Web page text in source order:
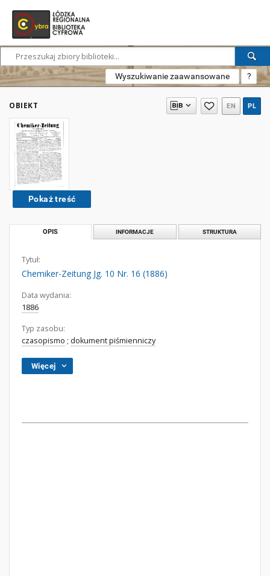
Wyszukiwanie zaawansowane ?
OBIEKT EN PL
Pokaż treść
OPIS INFORMACJE STRUKTURA
Tytuł:
Chemiker-Zeitung Jg. 10 Nr. 16 (1886)
Data wydania:
1886
Typ zasobu:
czasopismo ; dokument piśmienniczy
Więcej